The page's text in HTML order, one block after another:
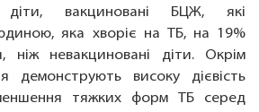
вакциновані БЦЖ, які
яка хворіє на ТБ, на 19%
ніж невакциновані діти. Окрім
демонструють високу дієвість
тяжких форм ТБ серед